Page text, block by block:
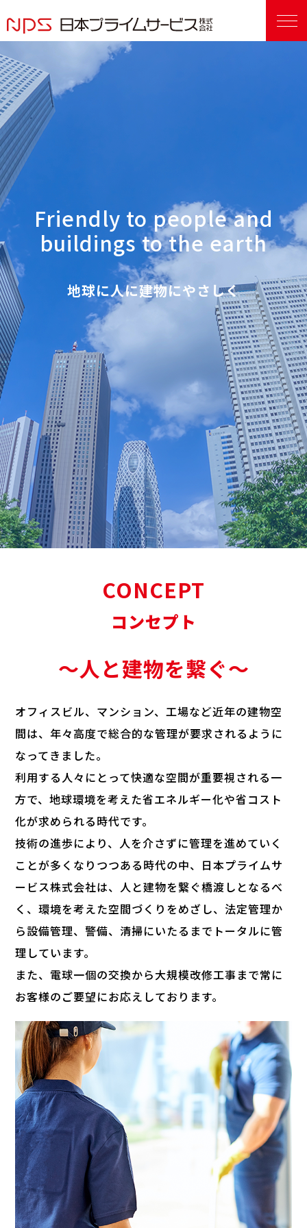
Friendly to people and
buildings to the earth
地球に人に建物にやさしく
CONCEPT
コンセプト
～人と建物を繋ぐ～
オフィスビル、マンション、工場など近年の建物空
間は、 年々高度で総合的な管理が要求されるように
なってきました。
利用する人々にとって快適な空間が重要視される一
方で、地球環境を考えた省エネルギー化や省コスト
化が求められる時代です。
技術の進歩により、人を介さずに管理を進めていく
ことが多くなりつつある時代の中、日本プライムサ
ービス株式会社は、 人と建物を繋ぐ橋渡しとなるべ
く、環境を考えた空間づくりをめざし、 法定管理か
ら設備管理、警備、清掃にいたるまでトータルに管
理しています。
また、電球一個の交換から大規模改修工事まで常に
お客様のご要望にお応えしております。